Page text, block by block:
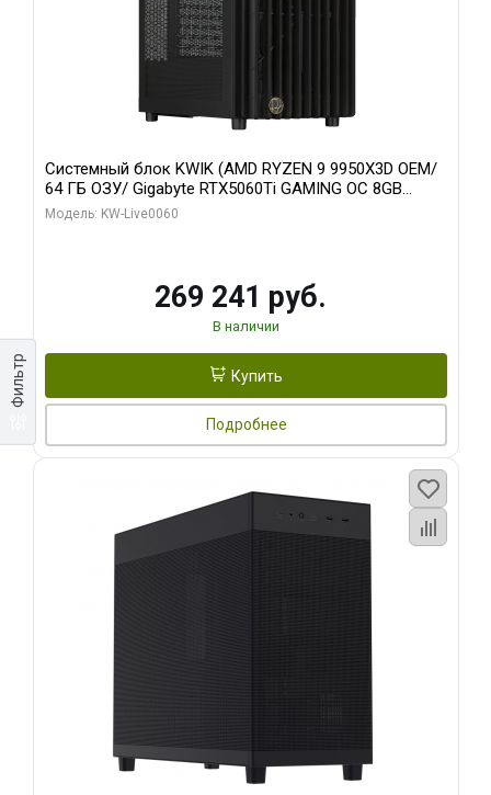
Фильтр
Системный блок KWIK (AMD RYZEN 9 9950X3D OEM/
64 ГБ ОЗУ/ Gigabyte RTX5060Ti GAMING OC 8GB
GDDR7 128bit 3xDP H/ 1 ТБ SSD)
Модель: KW-Live0060
269 241 руб.
В наличии
Купить
Подробнее